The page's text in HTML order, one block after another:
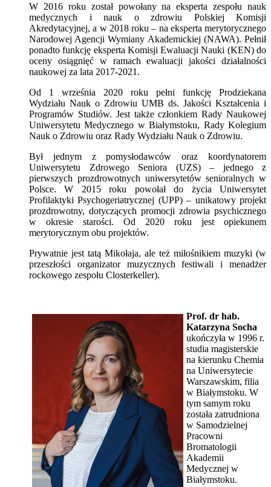
W 2016 roku został powołany na eksperta zespołu nauk
medycznych i nauk o zdrowiu Polskiej Komisji
Akredytacyjnej, a w 2018 roku – na eksperta merytorycznego
Narodowej Agencji Wymiany Akademickiej (NAWA). Pełnił
ponadto funkcję eksperta Komisji Ewaluacji Nauki (KEN) do
oceny osiągnięć w ramach ewaluacji jakości działalności
naukowej za lata 2017-2021.
Od 1 września 2020 roku pełni funkcję Prodziekana
Wydziału Nauk o Zdrowiu UMB ds. Jakości Kształcenia i
Programów Studiów. Jest także członkiem Rady Naukowej
Uniwersytetu Medycznego w Białymstoku, Rady Kolegium
Nauk o Zdrowiu oraz Rady Wydziału Nauk o Zdrowiu.
Był jednym z pomysłodawców oraz koordynatorem
Uniwersytetu Zdrowego Seniora (UZS) – jednego z
pierwszych prozdrowotnych uniwersytetów senioralnych w
Polsce. W 2015 roku powołał do życia Uniwersytet
Profilaktyki Psychogeriatrycznej (UPP) – unikatowy projekt
prozdrowotny, dotyczących promocji zdrowia psychicznego
w okresie starości. Od 2020 roku jest opiekunem
merytorycznym obu projektów.
Prywatnie jest tatą Mikołaja, ale też miłośnikiem muzyki (w
przeszłości organizator muzycznych festiwali i menadżer
rockowego zespołu Closterkeller).
Prof. dr hab.
Katarzyna Socha
ukończyła w 1996 r.
studia magisterskie
na kierunku Chemia
na Uniwersytecie
Warszawskim, filia
w Białymstoku. W
tym samym roku
została zatrudniona
w Samodzielnej
Pracowni
Bromatologii
Akademii
Medycznej w
Białymstoku.